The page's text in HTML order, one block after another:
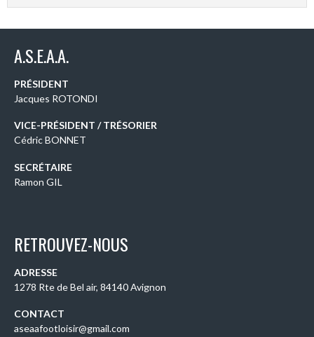
A.S.E.A.A.
PRÉSIDENT
Jacques ROTONDI
VICE-PRÉSIDENT / TRÉSORIER
Cédric BONNET
SECRÉTAIRE
Ramon GIL
RETROUVEZ-NOUS
ADRESSE
1278 Rte de Bel air, 84140 Avignon
CONTACT
aseaafootloisir@gmail.com